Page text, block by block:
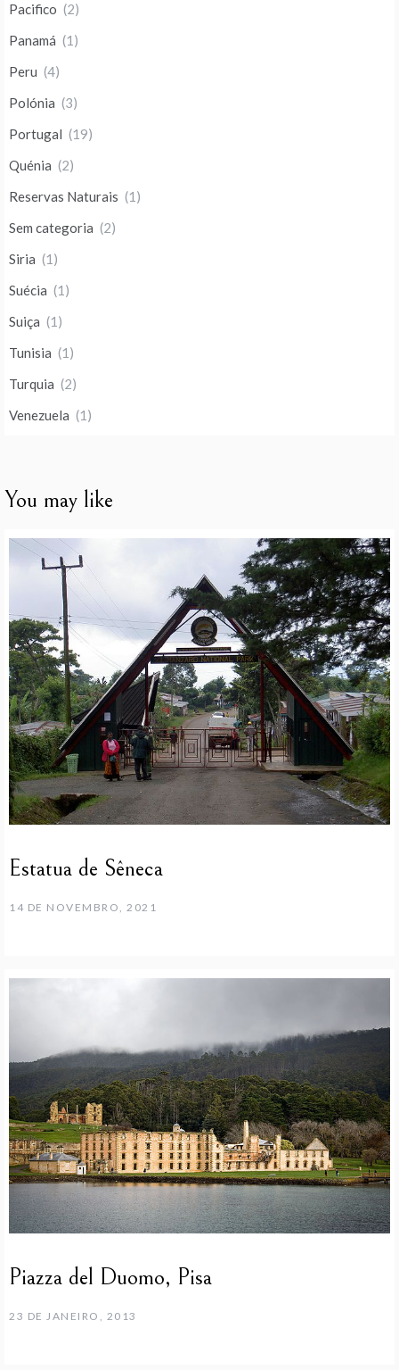
Pacifico (2)
Panamá (1)
Peru (4)
Polónia (3)
Portugal (19)
Quénia (2)
Reservas Naturais (1)
Sem categoria (2)
Siria (1)
Suécia (1)
Suiça (1)
Tunisia (1)
Turquia (2)
Venezuela (1)
You may like
Estatua de Sêneca
14 DE NOVEMBRO, 2021
Piazza del Duomo, Pisa
23 DE JANEIRO, 2013